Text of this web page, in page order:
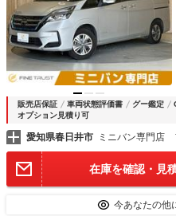
販売店保証 車両状態評価書 グー鑑定
オプション見積り可
愛知県春日井市 ミニバン専門店
在庫を確認・見
今あなたの他